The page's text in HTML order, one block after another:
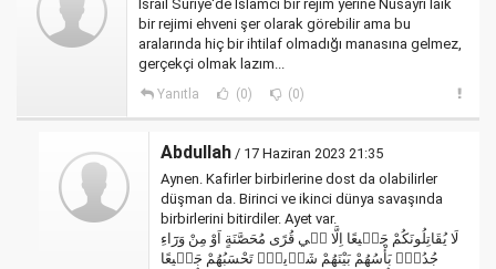
İsrail Suriye'de İslamcı bir rejim yerine Nusayri laik
bir rejimi ehveni şer olarak görebilir ama bu
aralarında hiç bir ihtilaf olmadığı manasına gelmez,
gerçekçi olmak lazım...
Yanıtla (0) (0)
Abdullah / 17 Haziran 2023 21:35
Aynen. Kafirler birbirlerine dost da olabilirler
düşman da. Birinci ve ikinci dünya savaşında
birbirlerini bitirdiler. Ayet var.
لَا يُقَاتِلُونَكُمْ جَم۪يعًا اِلَّا ف۪ي قُرًى مُحَصَّنَةٍ اَوْ مِنْ وَرَٓاءِ
جُدُرٍۜ بَأْسُهُمْ بَيْنَهُمْ شَد۪يدٌۜ تَحْسَبُهُمْ جَم۪يعًا